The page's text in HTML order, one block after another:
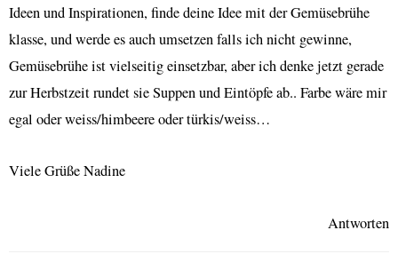
Ideen und Inspirationen, finde deine Idee mit der Gemüsebrühe
klasse, und werde es auch umsetzen falls ich nicht gewinne,
Gemüsebrühe ist vielseitig einsetzbar, aber ich denke jetzt gerade
zur Herbstzeit rundet sie Suppen und Eintöpfe ab.. Farbe wäre mir
egal oder weiss/himbeere oder türkis/weiss…
Viele Grüße Nadine
Antworten